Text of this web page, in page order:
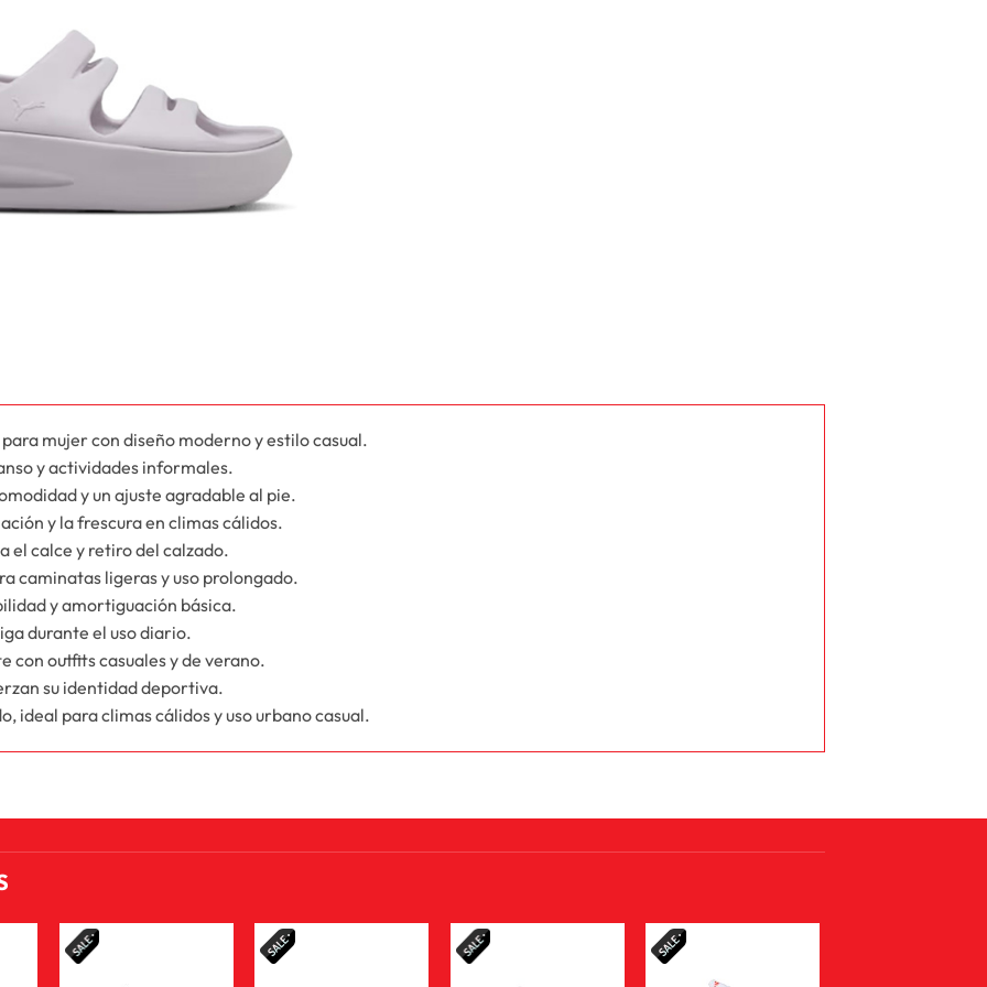
mujer con diseño moderno y estilo casual.
y actividades informales.
y un ajuste agradable al pie.
y la frescura en climas cálidos.
el calce y retiro del calzado.
caminatas ligeras y uso prolongado.
y amortiguación básica.
durante el uso diario.
con outfits casuales y de verano.
su identidad deportiva.
ideal para climas cálidos y uso urbano casual.